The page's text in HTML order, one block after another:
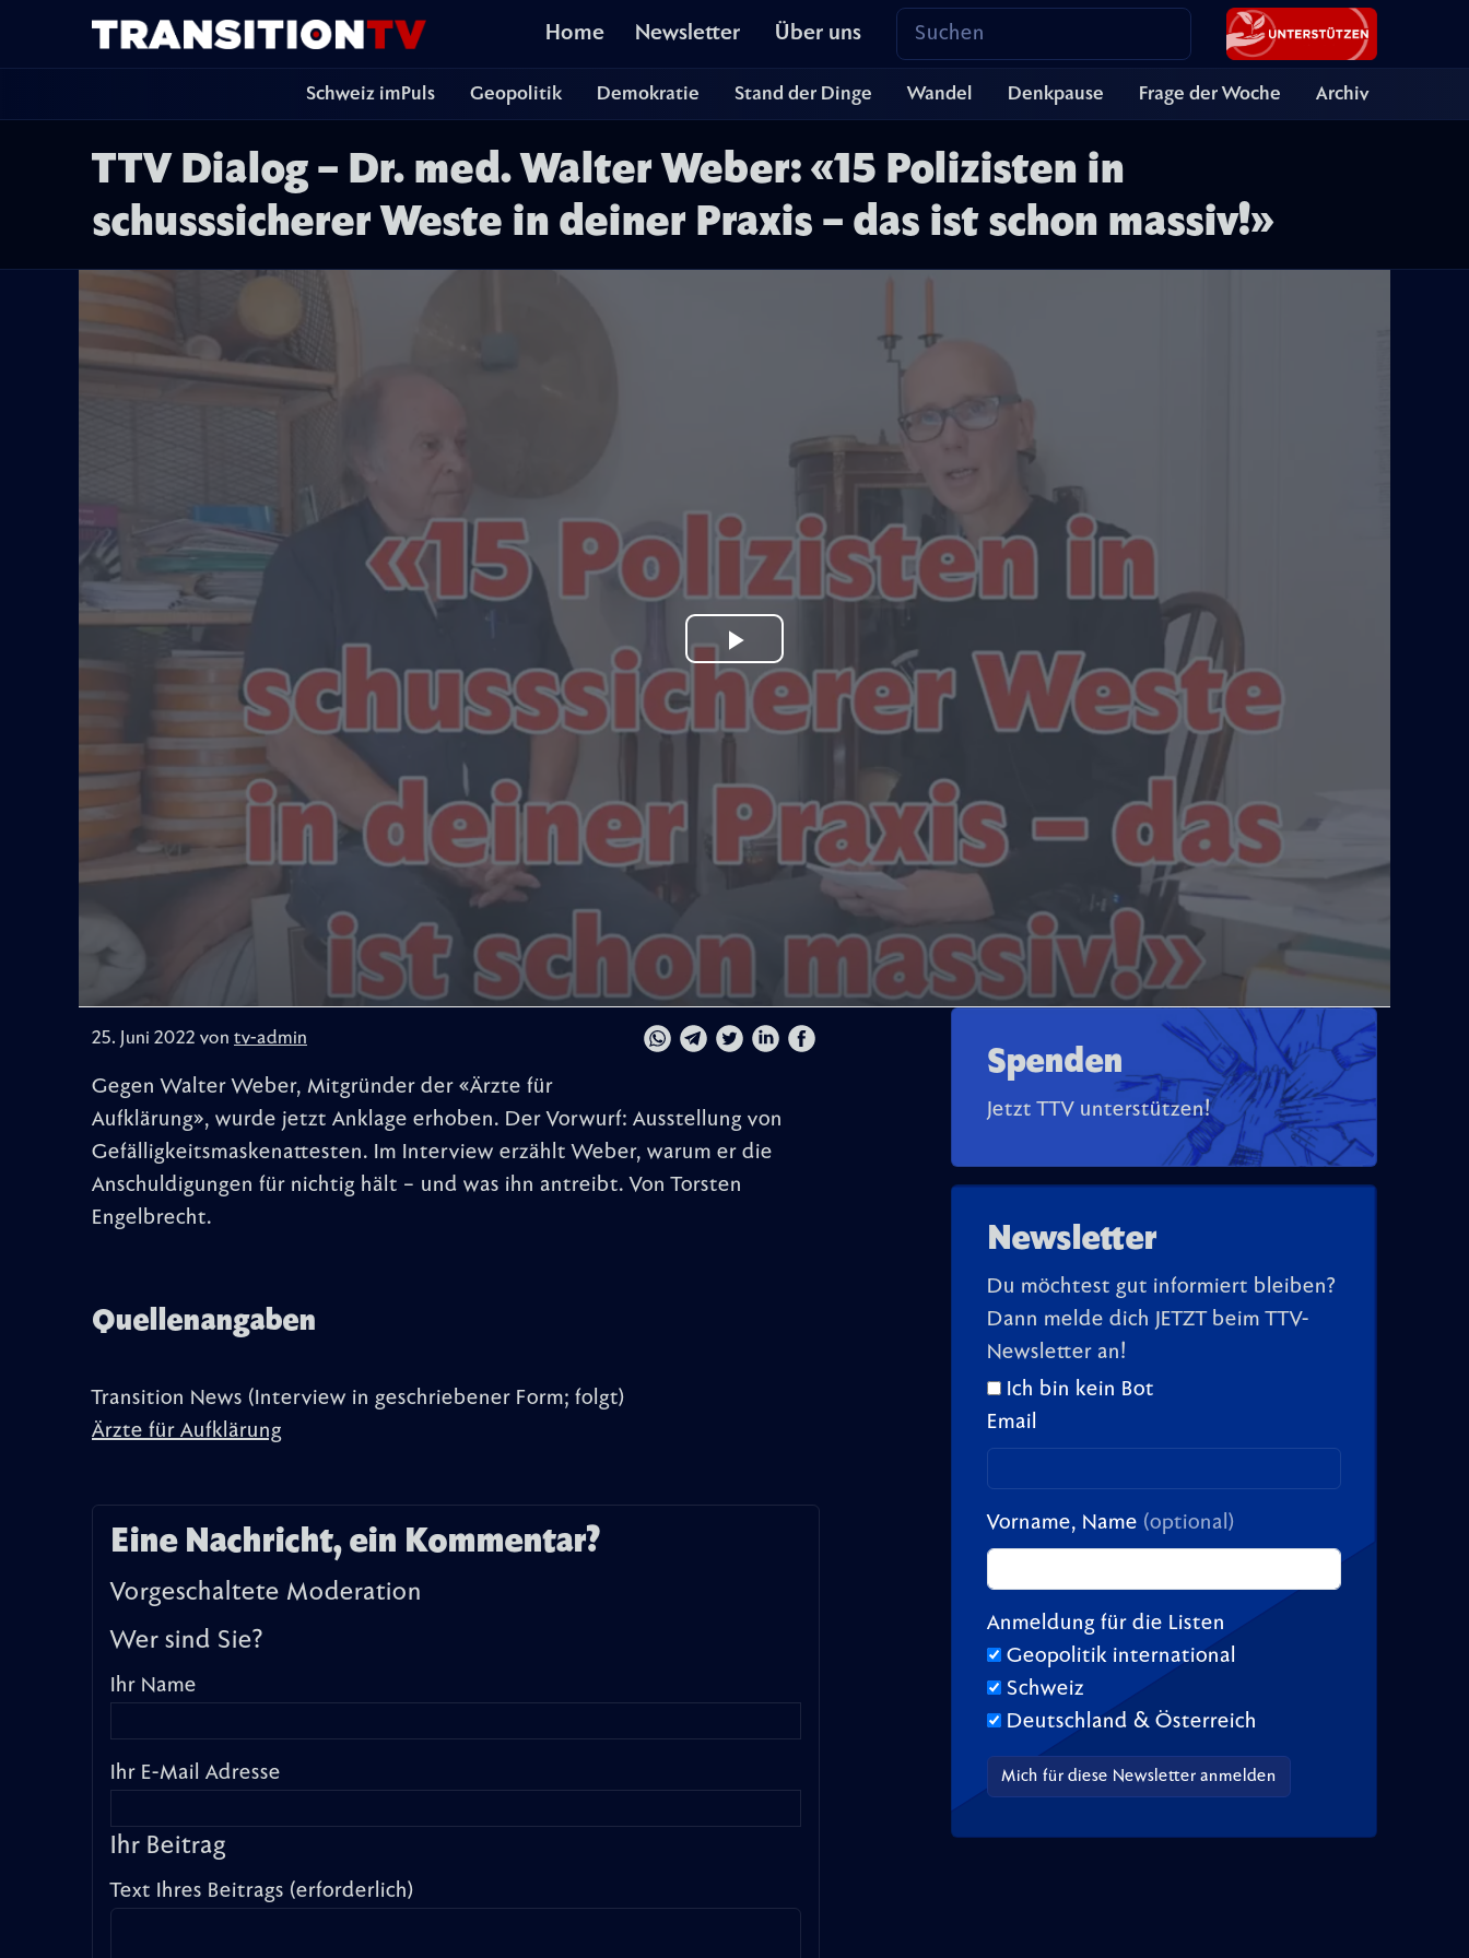
Home Newsletter Über uns
Schweiz imPuls Geopolitik Demokratie Stand der Dinge Wandel Denkpause Frage der Woche Archiv
TTV Dialog – Dr. med. Walter Weber: «15 Polizisten in
schusssicherer Weste in deiner Praxis – das ist schon massiv!»
25. Juni 2022 von tv-admin
Gegen Walter Weber, Mitgründer der «Ärzte für
Aufklärung», wurde jetzt Anklage erhoben. Der Vorwurf: Ausstellung von
Gefälligkeitsmaskenattesten. Im Interview erzählt Weber, warum er die
Anschuldigungen für nichtig hält – und was ihn antreibt. Von Torsten
Engelbrecht.
Quellenangaben
Transition News (Interview in geschriebener Form; folgt)
Ärzte für Aufklärung
Eine Nachricht, ein Kommentar?
Vorgeschaltete Moderation
Wer sind Sie?
Ihr Name
Ihr E-Mail Adresse
Ihr Beitrag
Text Ihres Beitrags (erforderlich)
Spenden
Jetzt TTV unterstützen!
Newsletter
Du möchtest gut informiert bleiben?
Dann melde dich JETZT beim TTV-
Newsletter an!
Ich bin kein Bot
Email
Vorname, Name (optional)
Anmeldung für die Listen
Geopolitik international
Schweiz
Deutschland & Österreich